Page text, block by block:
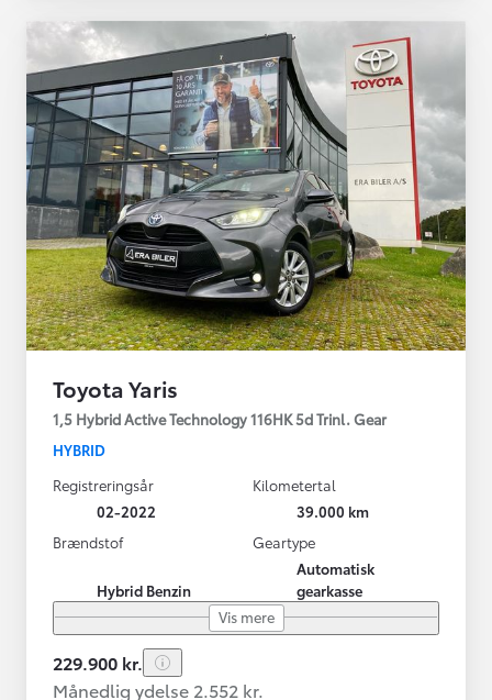
Toyota Yaris
1,5 Hybrid Active Technology 116HK 5d Trinl. Gear
HYBRID
Registreringsår
02-2022
Kilometertal
39.000 km
Brændstof
Hybrid Benzin
Geartype
Automatisk
gearkasse
Vis mere
229.900 kr.
Månedlig ydelse 2.552 kr.